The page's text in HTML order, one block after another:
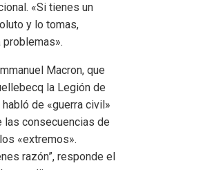
«Si tienes un
y lo tomas,
Macron, que
la Legión de
habló de «guerra civil»
las consecuencias de
«extremos».
razón”, responde el